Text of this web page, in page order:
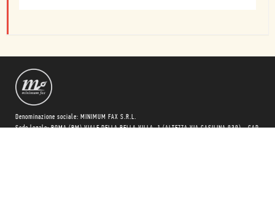
Denominazione sociale: MINIMUM FAX S.R.L.
Sede legale: ROMA (RM) VIALE DELLA BELLA VILLA, 1 (ALTEZZA VIA CASILINA 939) - CAP